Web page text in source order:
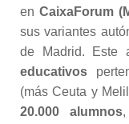
en CaixaForum
sus variantes
de Madrid. Este
educativos
(más Ceuta y
20.000 alumnos,